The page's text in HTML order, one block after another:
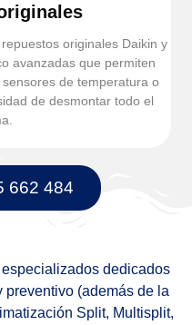
originales Daikin y
avanzadas que permiten
de temperatura o
de desmontar todo el
662 484
dedicados
(además de la
Split, Multisplit,